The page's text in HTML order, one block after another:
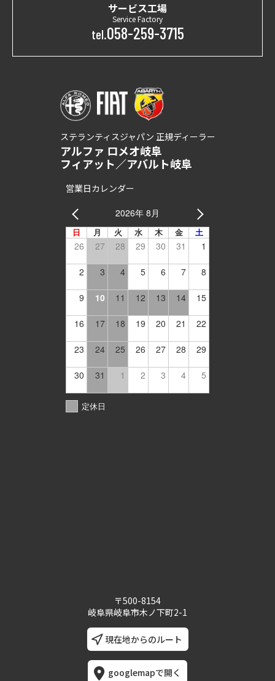
サービス工場
Service Factory
tel.058-259-3715
ステランティスジャパン 正規ディーラー
アルファ ロメオ岐阜
フィアット／アバルト岐阜
営業日カレンダー
2026年 8月
日 月 火 水 木 金 土
26 27 28 29 30 31 1
2 3 4 5 6 7 8
9 10 11 12 13 14 15
16 17 18 19 20 21 22
23 24 25 26 27 28 29
30 31 1 2 3 4 5
定休日
〒500-8154
岐阜県岐阜市木ノ下町2-1
現在地からのルート
googlemapで開く